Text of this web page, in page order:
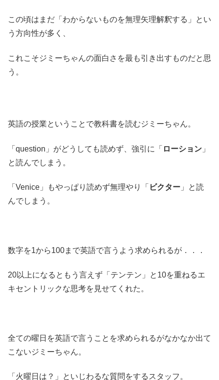
この頃はまだ「わからないものを無理矢理解釈する」とい
う方向性が多く、
これこそジミーちゃんの面白さを最も引き出すものだと思
う。
英語の授業ということで教科書を読むジミーちゃん。
「question」がどうしても読めず、強引に「 ローション 」
と読んでしまう。
「Venice」もやっぱり読めず無理やり「 ビクター 」と読
んでしまう。
数字を1から100まで英語で言うよう求められるが．．．
20以上になるともう言えず「テンテン」と10を重ねるエ
キセントリックな思考を見せてくれた。
全ての曜日を英語で言うことを求められるがなかなか出て
こないジミーちゃん。
「火曜日は？」といじわるな質問をするスタッフ。